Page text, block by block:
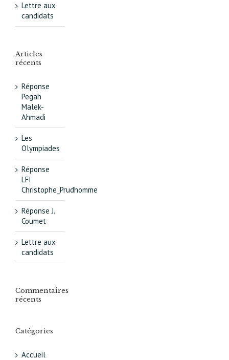
Lettre aux
candidats
Articles
récents
Réponse
Pegah
Malek-
Ahmadi
Les
Olympiades
Réponse
LFI
Christophe_Prudhomme
Réponse J.
Coumet
Lettre aux
candidats
Commentaires
récents
Catégories
Accueil